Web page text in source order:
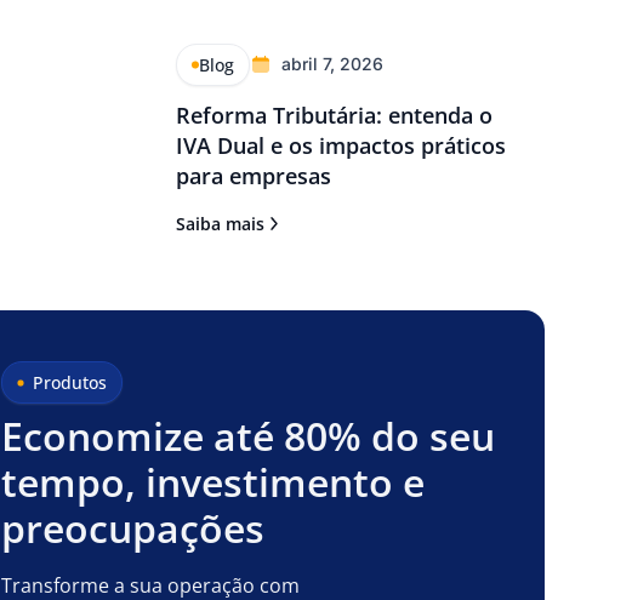
Blog abril 7, 2026
Reforma Tributária: entenda o
IVA Dual e os impactos práticos
para empresas
Saiba mais
Produtos
Economize até 80% do seu
tempo, investimento e
preocupações
Transforme a sua operação com